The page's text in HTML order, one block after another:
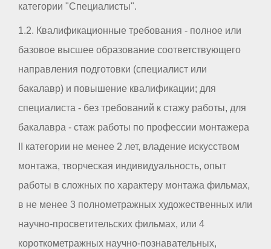
категории "Специалисты".
1.2. Квалификационные требования - полное или
базовое высшее образование соответствующего
направления подготовки (специалист или
бакалавр) и повышение квалификации; для
специалиста - без требований к стажу работы, для
бакалавра - стаж работы по профессии монтажера
II категории не менее 2 лет, владение искусством
монтажа, творческая индивидуальность, опыт
работы в сложных по характеру монтажа фильмах,
в не менее 3 полнометражных художественных или
научно-просветительских фильмах, или 4
короткометражных научно-познавательных,